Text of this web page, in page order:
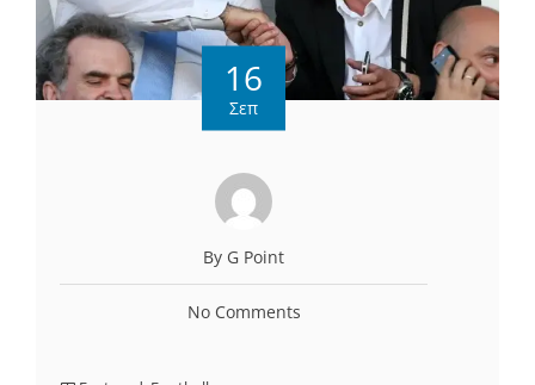
16
Σεπ
By G Point
No Comments